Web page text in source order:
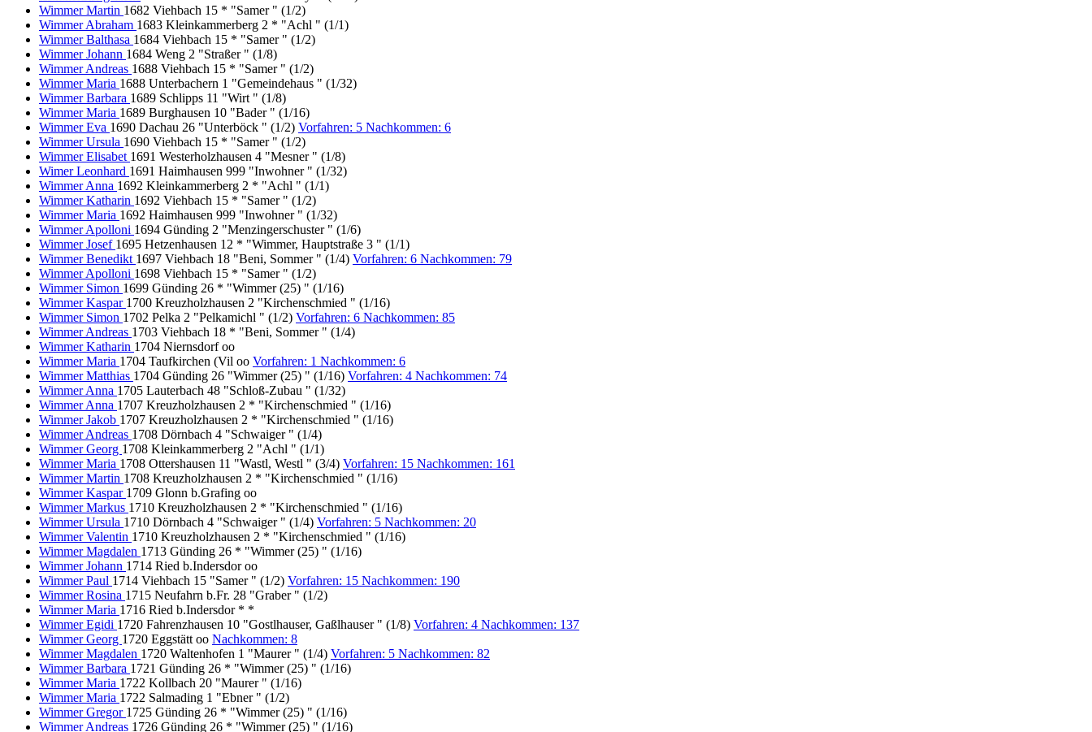
Wimmer Martin 1682 Viehbach 15 * "Samer " (1/2)
Wimmer Abraham 1683 Kleinkammerberg 2 * "Achl " (1/1)
Wimmer Balthasa 1684 Viehbach 15 * "Samer " (1/2)
Wimmer Johann 1684 Weng 2 "Straßer " (1/8)
Wimmer Andreas 1688 Viehbach 15 * "Samer " (1/2)
Wimmer Maria 1688 Unterbachern 1 "Gemeindehaus " (1/32)
Wimmer Barbara 1689 Schlipps 11 "Wirt " (1/8)
Wimmer Maria 1689 Burghausen 10 "Bader " (1/16)
Wimmer Eva 1690 Dachau 26 "Unterböck " (1/2) Vorfahren: 5 Nachkommen: 6
Wimmer Ursula 1690 Viehbach 15 * "Samer " (1/2)
Wimmer Elisabet 1691 Westerholzhausen 4 "Mesner " (1/8)
Wimer Leonhard 1691 Haimhausen 999 "Inwohner " (1/32)
Wimmer Anna 1692 Kleinkammerberg 2 * "Achl " (1/1)
Wimmer Katharin 1692 Viehbach 15 * "Samer " (1/2)
Wimmer Maria 1692 Haimhausen 999 "Inwohner " (1/32)
Wimmer Apolloni 1694 Günding 2 "Menzingerschuster " (1/6)
Wimmer Josef 1695 Hetzenhausen 12 * "Wimmer, Hauptstraße 3 " (1/1)
Wimmer Benedikt 1697 Viehbach 18 "Beni, Sommer " (1/4) Vorfahren: 6 Nachkommen: 79
Wimmer Apolloni 1698 Viehbach 15 * "Samer " (1/2)
Wimmer Simon 1699 Günding 26 * "Wimmer (25) " (1/16)
Wimmer Kaspar 1700 Kreuzholzhausen 2 "Kirchenschmied " (1/16)
Wimmer Simon 1702 Pelka 2 "Pelkamichl " (1/2) Vorfahren: 6 Nachkommen: 85
Wimmer Andreas 1703 Viehbach 18 * "Beni, Sommer " (1/4)
Wimmer Katharin 1704 Niernsdorf oo
Wimmer Maria 1704 Taufkirchen (Vil oo Vorfahren: 1 Nachkommen: 6
Wimmer Matthias 1704 Günding 26 "Wimmer (25) " (1/16) Vorfahren: 4 Nachkommen: 74
Wimmer Anna 1705 Lauterbach 48 "Schloß-Zubau " (1/32)
Wimmer Anna 1707 Kreuzholzhausen 2 * "Kirchenschmied " (1/16)
Wimmer Jakob 1707 Kreuzholzhausen 2 * "Kirchenschmied " (1/16)
Wimmer Andreas 1708 Dörnbach 4 "Schwaiger " (1/4)
Wimmer Georg 1708 Kleinkammerberg 2 "Achl " (1/1)
Wimmer Maria 1708 Ottershausen 11 "Wastl, Westl " (3/4) Vorfahren: 15 Nachkommen: 161
Wimmer Martin 1708 Kreuzholzhausen 2 * "Kirchenschmied " (1/16)
Wimmer Kaspar 1709 Glonn b.Grafing oo
Wimmer Markus 1710 Kreuzholzhausen 2 * "Kirchenschmied " (1/16)
Wimmer Ursula 1710 Dörnbach 4 "Schwaiger " (1/4) Vorfahren: 5 Nachkommen: 20
Wimmer Valentin 1710 Kreuzholzhausen 2 * "Kirchenschmied " (1/16)
Wimmer Magdalen 1713 Günding 26 * "Wimmer (25) " (1/16)
Wimmer Johann 1714 Ried b.Indersdor oo
Wimmer Paul 1714 Viehbach 15 "Samer " (1/2) Vorfahren: 15 Nachkommen: 190
Wimmer Rosina 1715 Neufahrn b.Fr. 28 "Graber " (1/2)
Wimmer Maria 1716 Ried b.Indersdor * *
Wimmer Egidi 1720 Fahrenzhausen 10 "Gostlhauser, Gaßlhauser " (1/8) Vorfahren: 4 Nachkommen: 137
Wimmer Georg 1720 Eggstätt oo Nachkommen: 8
Wimmer Magdalen 1720 Waltenhofen 1 "Maurer " (1/4) Vorfahren: 5 Nachkommen: 82
Wimmer Barbara 1721 Günding 26 * "Wimmer (25) " (1/16)
Wimmer Maria 1722 Kollbach 20 "Maurer " (1/16)
Wimmer Maria 1722 Salmading 1 "Ebner " (1/2)
Wimmer Gregor 1725 Günding 26 * "Wimmer (25) " (1/16)
Wimmer Andreas 1726 Günding 26 * "Wimmer (25) " (1/16)